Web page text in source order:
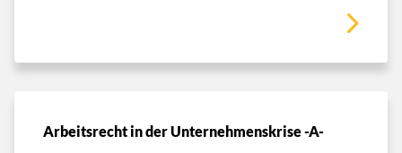
Arbeitsrecht in der Unternehmenskrise -A-